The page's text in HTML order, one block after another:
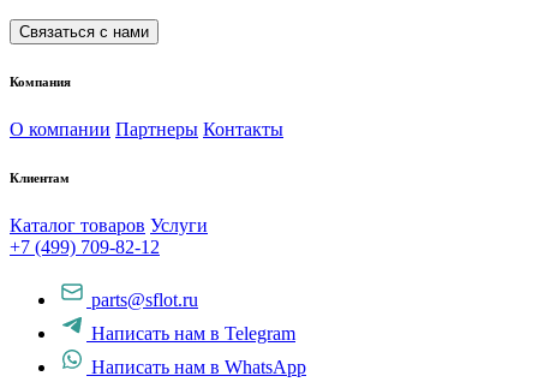
Связаться с нами
Компания
О компании Партнеры Контакты
Клиентам
Каталог товаров Услуги
+7 (499) 709-82-12
parts@sflot.ru
Написать нам в Telegram
Написать нам в WhatsApp